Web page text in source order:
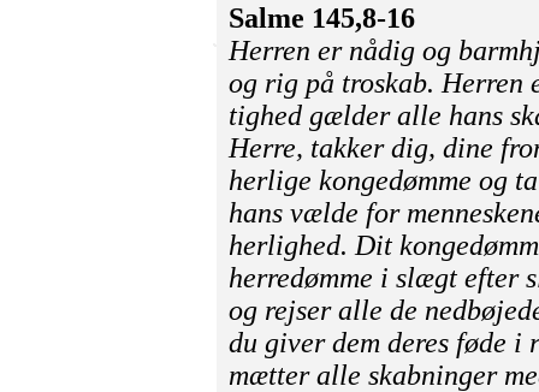
Salme 145,8-16
Herren er nådig og
og rig på troskab. Herren
tighed gælder alle hans
Herre, takker dig, dine
herlige kongedømme og
hans vælde for
herlighed. Dit
herredømme i slægt efter
og rejser alle de
du giver dem deres føde i
mætter alle skabninger